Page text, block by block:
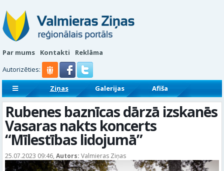
Par mums Kontakti
Reklāma
Autorizēties:
Ziņas Galerijas
Afiša
Sludinājumi
Reklāmraksti
Rubenes baznīcas dārzā izskanēs
Vasaras nakts koncerts
“Mīlestības lidojumā”
25.07.2023 09:46, Autors: Valmieras Ziņas